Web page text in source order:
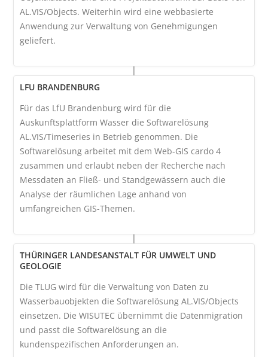
AL.VIS/Objects. Weiterhin wird eine webbasierte
Anwendung zur Verwaltung von Genehmigungen
geliefert.
LFU BRANDENBURG
Für das LfU Brandenburg wird für die
Auskunftsplattform Wasser die Softwarelösung
AL.VIS/Timeseries in Betrieb genommen. Die
Softwarelösung arbeitet mit dem Web-GIS cardo 4
zusammen und erlaubt neben der Recherche nach
Messdaten an Fließ- und Standgewässern auch die
Analyse der räumlichen Lage anhand von
umfangreichen GIS-Themen.
THÜRINGER LANDESANSTALT FÜR UMWELT UND
GEOLOGIE
Die TLUG wird für die Verwaltung von Daten zu
Wasserbauobjekten die Softwarelösung AL.VIS/Objects
einsetzen. Die WISUTEC übernimmt die Datenmigration
und passt die Softwarelösung an die
kundenspezifischen Anforderungen an.